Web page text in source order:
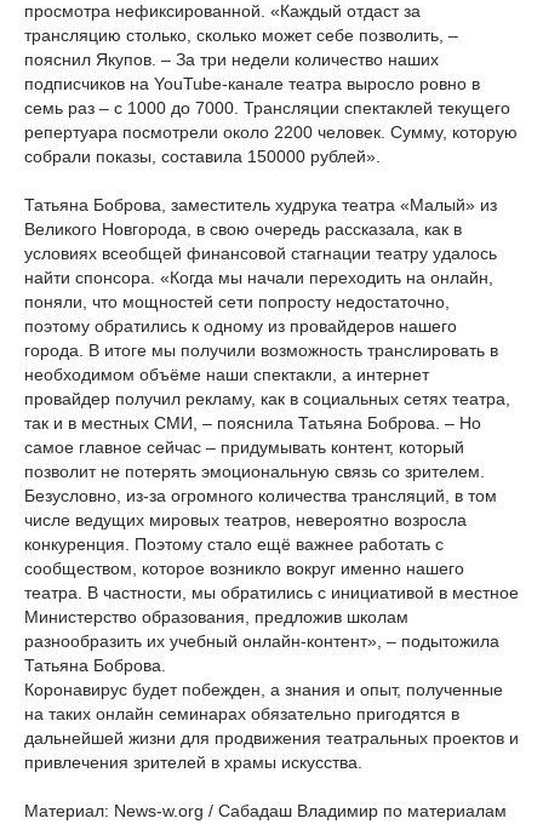
просмотра нефиксированной. «Каждый отдаст за
трансляцию столько, сколько может себе позволить, –
пояснил Якупов. – За три недели количество наших
подписчиков на YouTube-канале театра выросло ровно в
семь раз – с 1000 до 7000. Трансляции спектаклей текущего
репертуара посмотрели около 2200 человек. Сумму, которую
собрали показы, составила 150000 рублей».
Татьяна Боброва, заместитель худрука театра «Малый» из
Великого Новгорода, в свою очередь рассказала, как в
условиях всеобщей финансовой стагнации театру удалось
найти спонсора. «Когда мы начали переходить на онлайн,
поняли, что мощностей сети попросту недостаточно,
поэтому обратились к одному из провайдеров нашего
города. В итоге мы получили возможность транслировать в
необходимом объёме наши спектакли, а интернет
провайдер получил рекламу, как в социальных сетях театра,
так и в местных СМИ, – пояснила Татьяна Боброва. – Но
самое главное сейчас – придумывать контент, который
позволит не потерять эмоциональную связь со зрителем.
Безусловно, из-за огромного количества трансляций, в том
числе ведущих мировых театров, невероятно возросла
конкуренция. Поэтому стало ещё важнее работать с
сообществом, которое возникло вокруг именно нашего
театра. В частности, мы обратились с инициативой в местное
Министерство образования, предложив школам
разнообразить их учебный онлайн-контент», – подытожила
Татьяна Боброва.
Коронавирус будет побежден, а знания и опыт, полученные
на таких онлайн семинарах обязательно пригодятся в
дальнейшей жизни для продвижения театральных проектов и
привлечения зрителей в храмы искусства.
Материал: News-w.org / Сабадаш Владимир по материалам